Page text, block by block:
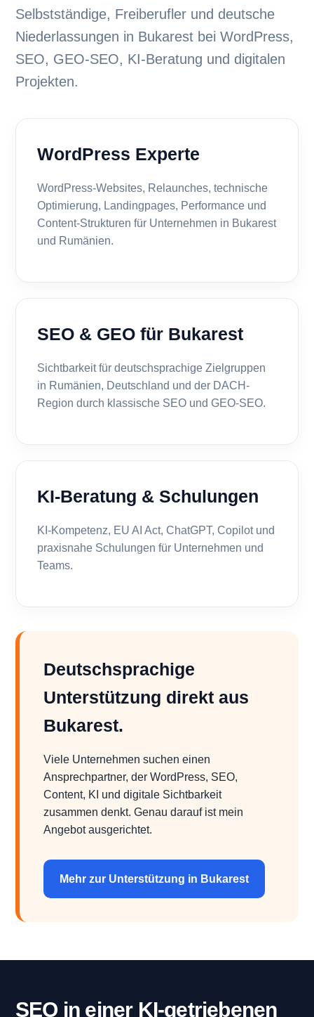
Selbstständige, Freiberufler und deutsche
Niederlassungen in Bukarest bei WordPress,
SEO, GEO-SEO, KI-Beratung und digitalen
Projekten.
WordPress Experte
WordPress-Websites, Relaunches, technische
Optimierung, Landingpages, Performance und
Content-Strukturen für Unternehmen in Bukarest
und Rumänien.
SEO & GEO für Bukarest
Sichtbarkeit für deutschsprachige Zielgruppen
in Rumänien, Deutschland und der DACH-
Region durch klassische SEO und GEO-SEO.
KI-Beratung & Schulungen
KI-Kompetenz, EU AI Act, ChatGPT, Copilot und
praxisnahe Schulungen für Unternehmen und
Teams.
Deutschsprachige
Unterstützung direkt aus
Bukarest.
Viele Unternehmen suchen einen
Ansprechpartner, der WordPress, SEO,
Content, KI und digitale Sichtbarkeit
zusammen denkt. Genau darauf ist mein
Angebot ausgerichtet.
Mehr zur Unterstützung in Bukarest
SEO in einer KI-getriebenen